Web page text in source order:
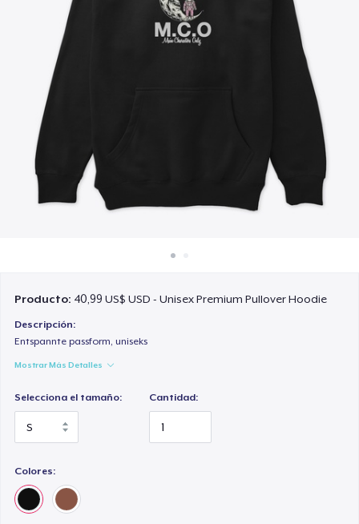
Venda en todas partes
Producto: 40,99 US$ USD - Unisex Premium Pullover Hoodie
Descripción:
Entspannte passform, uniseks
Mostrar Más Detalles
Selecciona el tamaño: Cantidad:
Colores: